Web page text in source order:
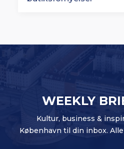
WEEKLY
Kultur, business &
København til din inbox.